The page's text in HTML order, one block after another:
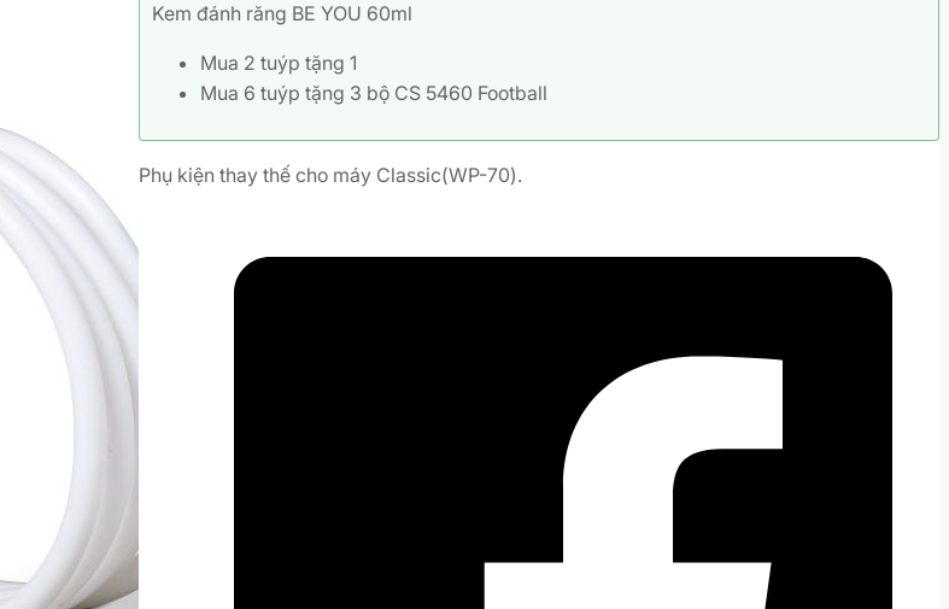
Kem đánh răng BE YOU 60ml
Mua 2 tuýp tặng 1
Mua 6 tuýp tặng 3 bộ CS 5460 Football
Phụ kiện thay thế cho máy Classic(WP-70).